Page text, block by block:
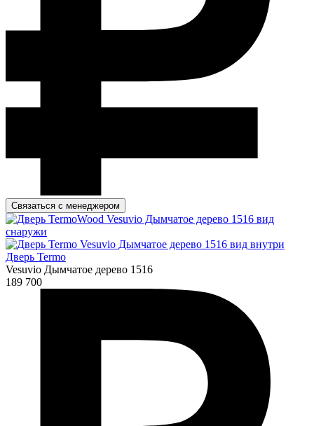
Связаться с менеджером
Дверь Termo
Vesuvio Дымчатое дерево 1516
189 700